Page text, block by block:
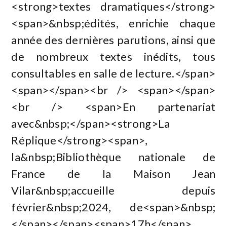
<strong>textes dramatiques</strong>
<span>&nbsp;édités, enrichie chaque
année des dernières parutions, ainsi que
de nombreux textes inédits, tous
consultables en salle de lecture.</span>
<span></span><br /> <span></span>
<br /> <span>En partenariat
avec&nbsp;</span><strong>La
Réplique</strong><span>,
la&nbsp;Bibliothèque nationale de
France de la Maison Jean
Vilar&nbsp;accueille depuis
février&nbsp;2024, de<span>&nbsp;